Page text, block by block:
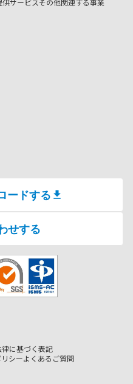
サービスその他関連する事業
ードする
せする
に基づく表記
シーよくあるご質問